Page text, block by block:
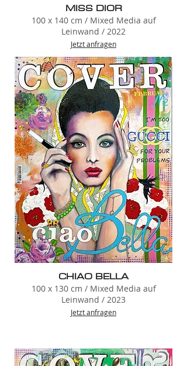
MISS DIOR
100 x 140 cm / Mixed Media auf
Leinwand / 2022
Jetzt anfragen
CHIAO BELLA
100 x 130 cm / Mixed Media auf
Leinwand / 2023
Jetzt anfragen